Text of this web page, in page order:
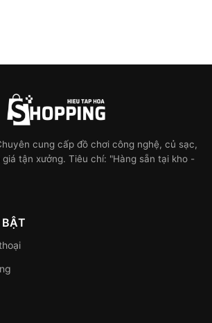
cung cấp đồ chơi công nghệ, củ sạc,
tận xưởng. Tiêu chí: "Hàng sẵn tại kho -